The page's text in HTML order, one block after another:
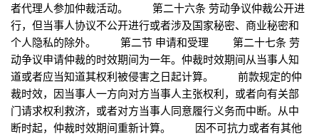
者代理人参加仲裁活动。 第二十六条 劳动争议仲裁公开进
行，但当事人协议不公开进行或者涉及国家秘密、商业秘密和
个人隐私的除外。 第二节 申请和受理 第二十七条 劳
动争议申请仲裁的时效期间为一年。仲裁时效期间从当事人知
道或者应当知道其权利被侵害之日起计算。 前款规定的仲
裁时效，因当事人一方向对方当事人主张权利，或者向有关部
门请求权利救济，或者对方当事人同意履行义务而中断。从中
断时起，仲裁时效期间重新计算。 因不可抗力或者有其他